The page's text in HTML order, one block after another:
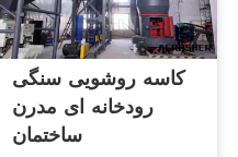
کاسه روشویی سنگی
رودخانه ای مدرن
ساختمان